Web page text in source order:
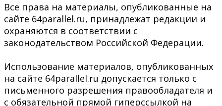
Все права на материалы, опубликованные на
сайте 64parallel.ru, принадлежат редакции и
охраняются в соответствии с
законодательством Российской Федерации.
Использование материалов, опубликованных
на сайте 64parallel.ru допускается только с
письменного разрешения правообладателя и
с обязательной прямой гиперссылкой на